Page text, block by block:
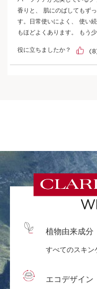
植物由来成分
すべてのスキン
エコデザイン